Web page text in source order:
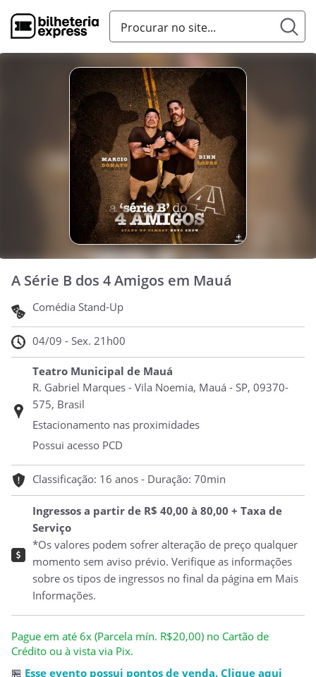
A Série B dos 4 Amigos em Mauá
Comédia Stand-Up
04/09 - Sex. 21h00
Teatro Municipal de Mauá
R. Gabriel Marques - Vila Noemia, Mauá - SP, 09370-
575, Brasil
Estacionamento nas proximidades
Possui acesso PCD
Classificação: 16 anos - Duração: 70min
Ingressos a partir de R$ 40,00 à 80,00 + Taxa de
Serviço
*Os valores podem sofrer alteração de preço qualquer
momento sem aviso prévio. Verifique as informações
sobre os tipos de ingressos no final da página em Mais
Informações.
Pague em até 6x (Parcela mín. R$20,00) no Cartão de
Crédito ou à vista via Pix.
🏪 Esse evento possui pontos de venda. Clique aqui